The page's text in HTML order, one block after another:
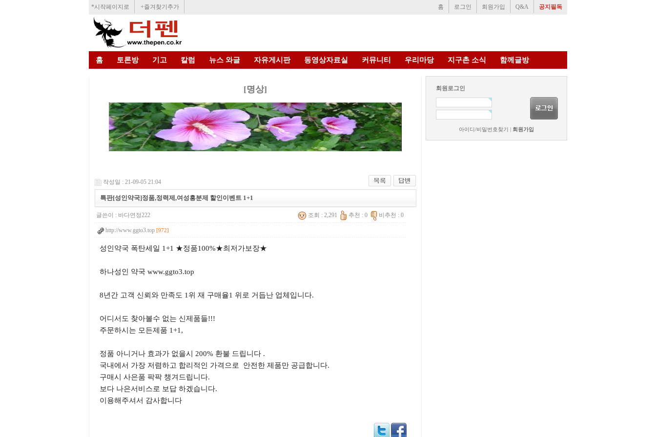
*시작페이지로 +즐겨찾기추가 홈 로그인 회원가입 Q&A 공지필독
홈 토론방 기고 칼럼 뉴스 와글 자유게시판 동영상자료실 커뮤니티 우리마당 지구촌 소식 함께글방
[명상]
작성일 : 21-09-05 21:04
특판[성인약국]정품,정력제,여성흥분제 할인이벤트 1+1
글쓴이 : 바다연정222 조회 : 2,291 추천 : 0 비추천 : 0
http://www.ggto3.top [972]
성인약국 폭탄세일 1+1 ★정품100%★최저가보장★
하나성인 약국 www.ggto3.top
8년간 고객 신뢰와 만족도 1위 재 구매율1 위로 거듭난 업체입니다.
어디서도 찾아볼수 없는 신제품들!!!
주문하시는 모든제품 1+1,
정품 아니거나 효과가 없을시 200% 환불 드립니다 .
국내에서 가장 저렴하고 합리적인 가격으로 안전한 제품만 공급합니다.
구매시 사은품 팍팍 챙겨드립니다.
보다 나은서비스로 보답 하겠습니다.
이용해주셔서 감사합니다
회원로그인
아이디/비밀번호찾기 회원가입